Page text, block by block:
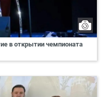
в открытии чемпионата